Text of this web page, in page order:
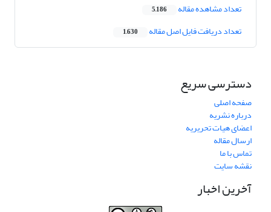
تعداد مشاهده مقاله 5,186
تعداد دریافت فایل اصل مقاله 1,630
دسترسی سریع
صفحه اصلی
درباره نشریه
اعضای هیات تحریریه
ارسال مقاله
تماس با ما
نقشه سایت
آخرین اخبار